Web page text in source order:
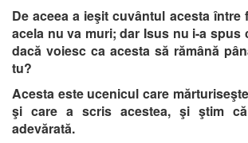
De aceea a ieşit cuvântul acesta între
acela nu va muri; dar Isus nu i-a spus
dacă voiesc ca acesta să rămână
tu?
Acesta este ucenicul care
şi care a scris acestea, şi ştim
adevărată.